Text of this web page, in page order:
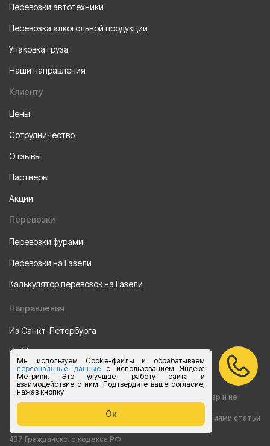
Мы используем Cookie-файлы и обрабатываем
персональные данныес использованием Яндекс
Метрики. Это улучшает работу сайта и
взаимодействие с ним. Подтвердите ваше согласие,
нажав кнопку
Ок
Перевозки автотехники
Перевозка алкогольной продукции
Упаковка груза
Наши направления
Клиенту
Цены
Сотрудничество
Отзывы
Партнеры
Акции
Перевозки
Перевозки фурами
Перевозки на Газели
Калькулятор перевозок на Газели
Направления
Из Санкт-Петербурга
Из Москвы
Все права защищены 2015-2026 г.
Информация на сайте носит ознакомительный характер и не
является публичной офертой, определяемой положениями статьи
437 Гражданского кодекса РФ